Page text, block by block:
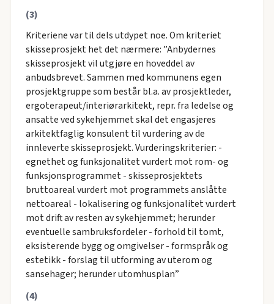
(3)
Kriteriene var til dels utdypet noe. Om kriteriet
skisseprosjekt het det nærmere: ”Anbydernes
skisseprosjekt vil utgjøre en hoveddel av
anbudsbrevet. Sammen med kommunens egen
prosjektgruppe som består bl.a. av prosjektleder,
ergoterapeut/interiørarkitekt, repr. fra ledelse og
ansatte ved sykehjemmet skal det engasjeres
arkitektfaglig konsulent til vurdering av de
innleverte skisseprosjekt. Vurderingskriterier: -
egnethet og funksjonalitet vurdert mot rom- og
funksjonsprogrammet - skisseprosjektets
bruttoareal vurdert mot programmets anslåtte
nettoareal - lokalisering og funksjonalitet vurdert
mot drift av resten av sykehjemmet; herunder
eventuelle sambruksfordeler - forhold til tomt,
eksisterende bygg og omgivelser - formspråk og
estetikk - forslag til utforming av uterom og
sansehager; herunder utomhusplan”
(4)